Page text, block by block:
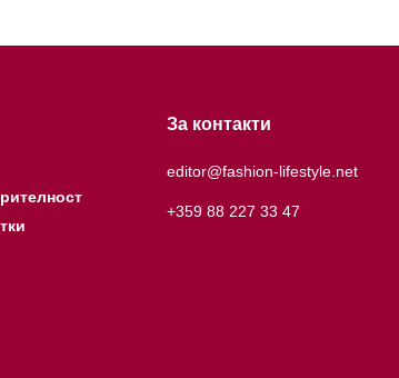
За контакти
editor@fashion-lifestyle.net
+359 88 227 33 47